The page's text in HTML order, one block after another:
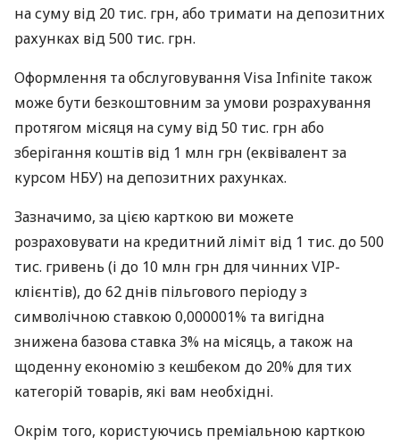
на суму від 20 тис. грн, або тримати на депозитних
рахунках від 500 тис. грн.
Оформлення та обслуговування Visa Infinite також
може бути безкоштовним за умови розрахування
протягом місяця на суму від 50 тис. грн або
зберігання коштів від 1 млн грн (еквівалент за
курсом НБУ) на депозитних рахунках.
Зазначимо, за цією карткою ви можете
розраховувати на кредитний ліміт від 1 тис. до 500
тис. гривень (і до 10 млн грн для чинних VIP-
клієнтів), до 62 днів пільгового періоду з
символічною ставкою 0,000001% та вигідна
знижена базова ставка 3% на місяць, а також на
щоденну економію з кешбеком до 20% для тих
категорій товарів, які вам необхідні.
Окрім того, користуючись преміальною карткою